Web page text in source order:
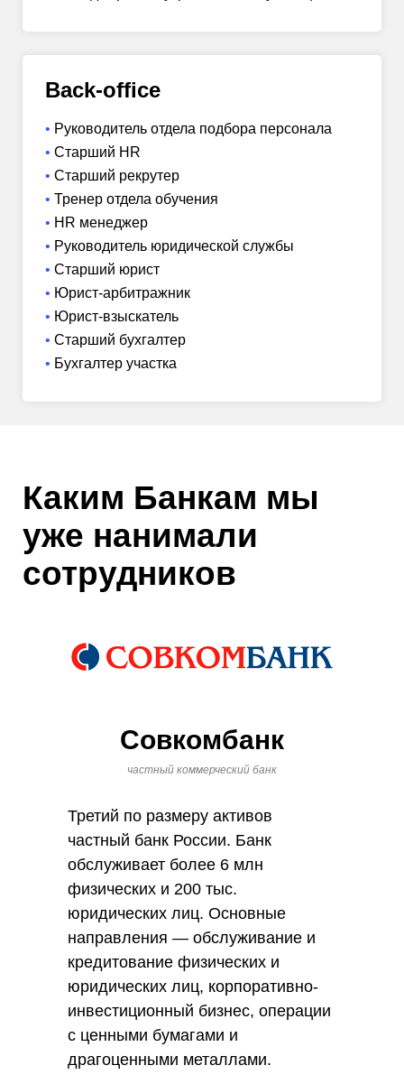
Back-office
Руководитель отдела подбора персонала
Старший HR
Старший рекрутер
Тренер отдела обучения
HR менеджер
Руководитель юридической службы
Старший юрист
Юрист-арбитражник
Юрист-взыскатель
Старший бухгалтер
Бухгалтер участка
Каким Банкам мы
уже нанимали
сотрудников
Совкомбанк
Третий по размеру активов
частный банк России. Банк
обслуживает более 6 млн
физических и 200 тыс.
юридических лиц. Основные
направления — обслуживание и
кредитование физических и
юридических лиц, корпоративно-
инвестиционный бизнес, операции
с ценными бумагами и
драгоценными металлами.
частный коммерческий банк